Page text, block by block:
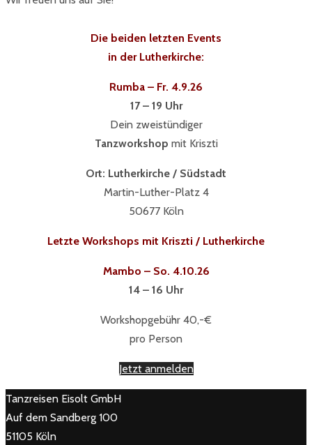
Die beiden letzten Events
in der Lutherkirche:
Rumba – Fr. 4.9.26
17 – 19 Uhr
Dein zweistündiger
Tanzworkshop mit Kriszti
Ort: Lutherkirche / Südstadt
Martin-Luther-Platz 4
50677 Köln
Letzte Workshops mit Kriszti / Lutherkirche
Mambo – So. 4.10.26
14 – 16 Uhr
Workshopgebühr 40,-€
pro Person
Jetzt anmelden
Tanzreisen Eisolt GmbH
Auf dem Sandberg 100
51105 Köln